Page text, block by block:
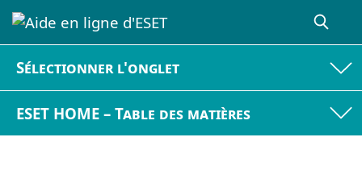
Sélectionner l'onglet
ESET HOME – Table des matières